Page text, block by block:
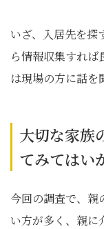
いざ、入居先を探
ら情報収集すれ
は現場の方に話を
大切な家族
てみてはい
今回の調査で、親
い方が多く、親に